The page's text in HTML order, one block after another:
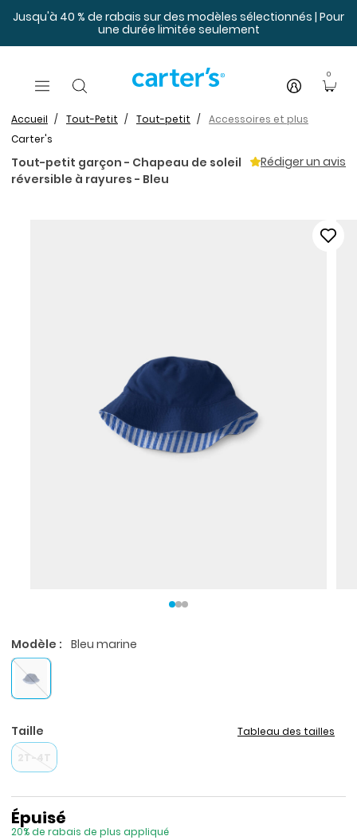
Jusqu'à 40 % de rabais sur des modèles sélectionnés | Pour
une durée limitée seulement
0
Accueil Tout-Petit Tout-petit
Accessoires et plus
Carter's
Tout-petit garçon - Chapeau de soleil
réversible à rayures - Bleu
Rédiger un avis
Modèle : Bleu marine
Taille
Tableau des tailles
Prix de solde
Épuisé
20% de rabais de plus appliqué